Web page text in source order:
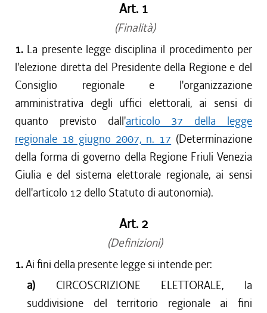
Art. 1
(Finalità)
1. La presente legge disciplina il procedimento per
l'elezione diretta del Presidente della Regione e del
Consiglio regionale e l'organizzazione
amministrativa degli uffici elettorali, ai sensi di
quanto previsto dall'articolo 37 della legge
regionale 18 giugno 2007, n. 17 (Determinazione
della forma di governo della Regione Friuli Venezia
Giulia e del sistema elettorale regionale, ai sensi
dell'articolo 12 dello Statuto di autonomia).
Art. 2
(Definizioni)
1.Ai fini della presente legge si intende per:
a) CIRCOSCRIZIONE ELETTORALE, la
suddivisione del territorio regionale ai fini